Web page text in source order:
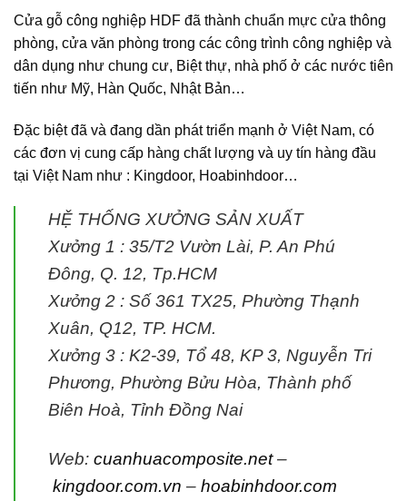
Cửa gỗ công nghiệp HDF đã thành chuẩn mực cửa thông
phòng, cửa văn phòng trong các công trình công nghiệp và
dân dụng như chung cư, Biệt thự, nhà phố ở các nước tiên
tiến như Mỹ, Hàn Quốc, Nhật Bản…
Đặc biệt đã và đang dần phát triển mạnh ở Việt Nam, có
các đơn vị cung cấp hàng chất lượng và uy tín hàng đầu
tại Việt Nam như : Kingdoor, Hoabinhdoor…
HỆ THỐNG XƯỞNG SẢN XUẤT
Xưởng 1 : 35/T2 Vườn Lài, P. An Phú
Đông, Q. 12, Tp.HCM
Xưởng 2 : Số 361 TX25, Phường Thạnh
Xuân, Q12, TP. HCM.
Xưởng 3 : K2-39, Tổ 48, KP 3, Nguyễn Tri
Phương, Phường Bửu Hòa, Thành phố
Biên Hoà, Tỉnh Đồng Nai
Web: cuanhuacomposite.net–
kingdoor.com.vn – hoabinhdoor.com